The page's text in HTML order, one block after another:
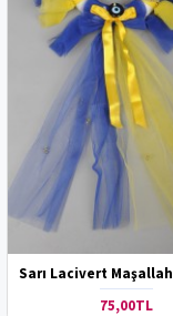
75,00TL